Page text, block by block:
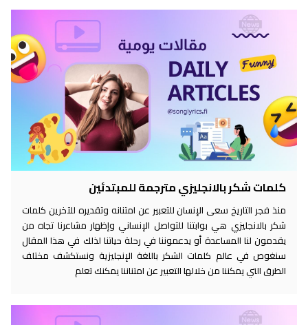
كلمات شكر بالانجليزي مترجمة للمبتدئين
منذ فجر التاريخ سعى الإنسان للتعبير عن امتنانه وتقديره للآخرين كلمات
شكر بالانجليزي هي بوابتنا للتواصل الإنساني وإظهار مشاعرنا تجاه من
يقدمون لنا المساعدة أو يدعموننا في رحلة حياتنا لذلك في هذا المقال
سنغوص في عالم كلمات الشكر باللغة الإنجليزية ونستكشف مختلف
الطرق التي يمكننا من خلالها التعبير عن امتناننا يمكنك تعلم